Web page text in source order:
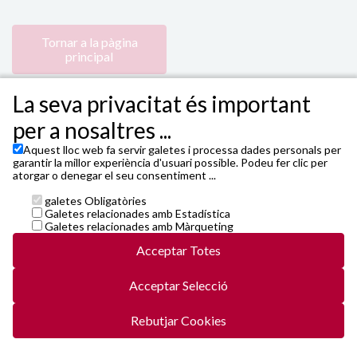
Tornar a la pàgina
principal
Powered by 4Tickets,
Prim, 4 - 43201 Reus
Janto Ticketing Software. All rights reserved,2026
Condicions generals i cookies
5web5/vals/v5-r6-20250522-release20b.js
La seva privacitat és important
per a nosaltres ...
Aquest lloc web fa servir galetes i processa dades personals per
garantir la millor experiència d'usuari possible. Podeu fer clic per
atorgar o denegar el seu consentiment ...
galetes Obligatòries
Galetes relacionades amb Estadística
Galetes relacionades amb Màrqueting
Acceptar Totes
Acceptar Selecció
Rebutjar Cookies